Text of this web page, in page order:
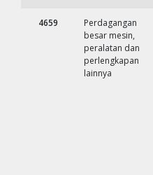
4659
Perdagangan
besar mesin,
peralatan dan
perlengkapan
lainnya